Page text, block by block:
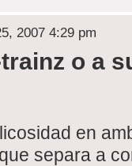
2007 4:29 pm
o a
en
separa a